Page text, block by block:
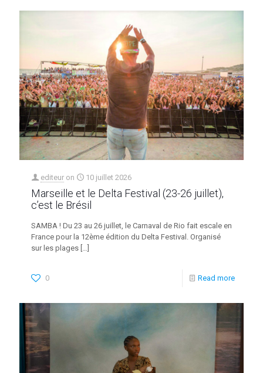
editeur on 10 juillet 2026
Marseille et le Delta Festival (23-26 juillet),
c’est le Brésil
SAMBA ! Du 23 au 26 juillet, le Carnaval de Rio fait escale en
France pour la 12ème édition du Delta Festival. Organisé
sur les plages […]
0 Read more